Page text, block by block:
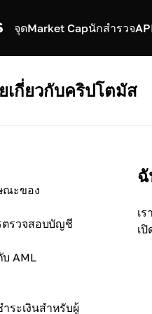
จุดMarket Capนักสำรวจ
เกี่ยวกับคริปโตมัส
ณะของ
ตรวจสอบบัญชี
AML
ระเงินสำหรับผู้
ฉั
เ
เ